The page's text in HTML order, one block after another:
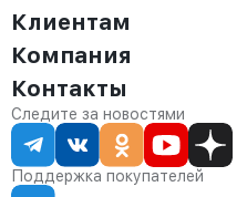
Клиентам
Доставка
Оплата
Сервис
Статус заказа
Статьи
Компания
О компании
Контакты
Партнёрам
Контакты
Отдел продаж:
8 (800) 234-22-62
corp@anvikor.ru
Ежедневно, с 7:00-19:00 (МСК)
Следите за новостями
Поддержка покупателей